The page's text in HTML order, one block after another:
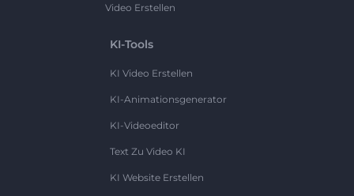
Video Erstellen
KI-Tools
KI Video Erstellen
KI-Animationsgenerator
KI-Videoeditor
Text Zu Video KI
KI Website Erstellen